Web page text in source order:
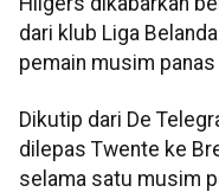
dari klub Liga
pemain musim panas
Dikutip dari De
dilepas Twente ke
selama satu musim